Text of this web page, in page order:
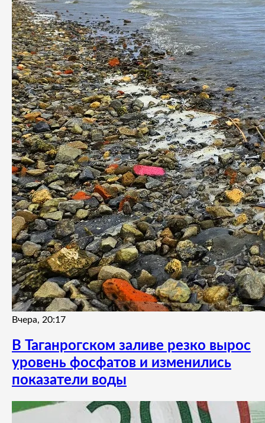
Вчера, 20:17
В Таганрогском заливе резко вырос
уровень фосфатов и изменились
показатели воды